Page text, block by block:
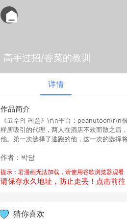
高手过招/香菜的教训
详情
作品简介
《고수의 레쓴》\r\n平台：peanutoon\r\n
样所吸引的代理，两人在酒店不欢而散之后
他。第一次选择了逃跑的他，这一次的选择
作者：박담
提示：若漫画无法加载，请使用谷歌浏览器观看
请保存永久地址，防止走丢！点击前往
猜你喜欢